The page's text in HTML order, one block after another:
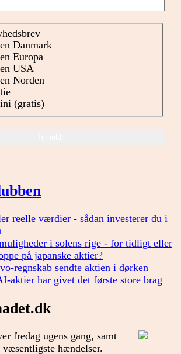
Danmark
Europa
USA
Norden
(gratis)
reelle værdier - sådan investerer du i
i solens rige - for tidligt eller
på japanske aktier?
regnskab sendte aktien i dørken
aktier har givet det første store brag
fredag ugens gang, samt
hændelser.